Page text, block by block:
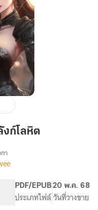
ก์โลหิต
า
า
PDF/EPUB
ประเภทไฟล์
20 พ.ค. 68
วันที่วางขาย